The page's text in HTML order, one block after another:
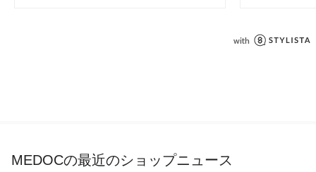
MEDOCの最近のショップニュース